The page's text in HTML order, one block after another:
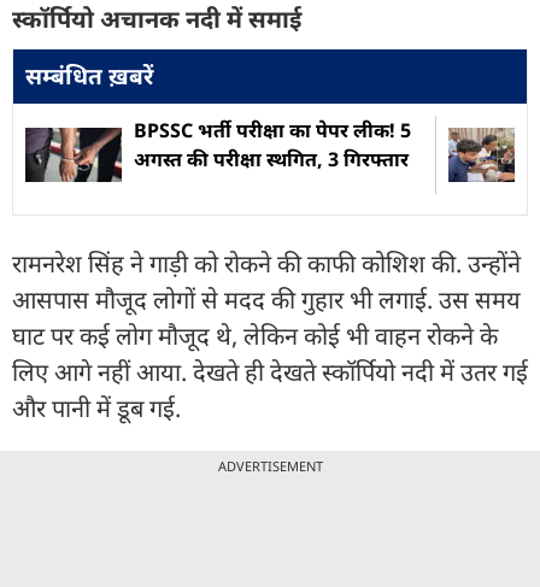
स्कॉर्पियो अचानक नदी में समाई
सम्बंधित ख़बरें
BPSSC भर्ती परीक्षा का पेपर लीक! 5
अगस्त की परीक्षा स्थगित, 3 गिरफ्तार
रामनरेश सिंह ने गाड़ी को रोकने की काफी कोशिश की. उन्होंने
आसपास मौजूद लोगों से मदद की गुहार भी लगाई. उस समय
घाट पर कई लोग मौजूद थे, लेकिन कोई भी वाहन रोकने के
लिए आगे नहीं आया. देखते ही देखते स्कॉर्पियो नदी में उतर गई
और पानी में डूब गई.
ADVERTISEMENT